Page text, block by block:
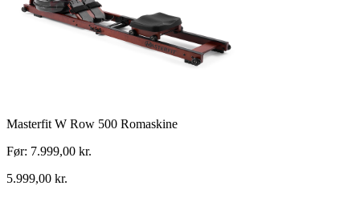
Masterfit W Row 500 Romaskine
Før: 7.999,00 kr.
5.999,00 kr.